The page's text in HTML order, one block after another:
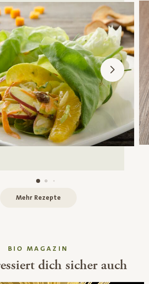
Mehr Rezepte
BIO MAGAZIN
dich sicher auch